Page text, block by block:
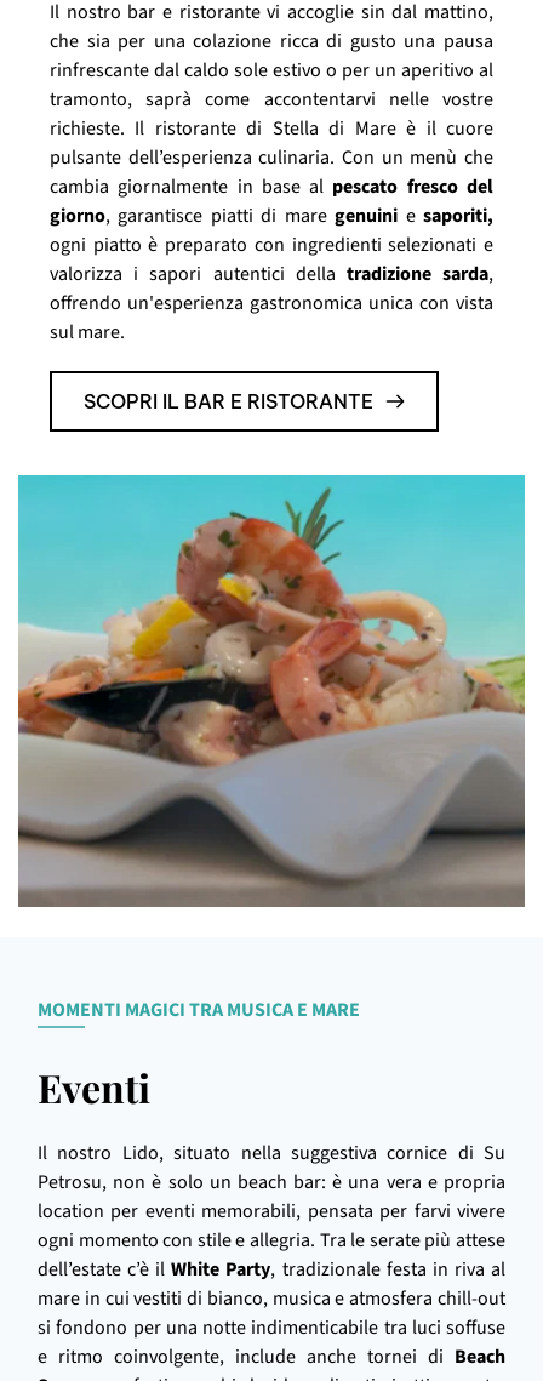
Il nostro bar e ristorante vi accoglie sin dal mattino,
che sia per una colazione ricca di gusto una pausa
rinfrescante dal caldo sole estivo o per un aperitivo al
tramonto, saprà come accontentarvi nelle vostre
richieste. Il ristorante di Stella di Mare è il cuore
pulsante dell’esperienza culinaria. Con un menù che
cambia giornalmente in base al pescato fresco del
giorno, garantisce piatti di maregenuini esaporiti,
ogni piatto è preparato con ingredienti selezionati e
valorizza i sapori autentici della tradizione sarda,
offrendo un'esperienza gastronomica unica con vista
sul mare.
SCOPRI IL BAR E RISTORANTE
MOMENTI MAGICI TRA MUSICA E MARE
Eventi
Il nostro Lido, situato nella suggestiva cornice di Su
Petrosu, non è solo un beach bar: è una vera e propria
location per eventi memorabili, pensata per farvi vivere
ogni momento con stile e allegria. Tra le serate più attese
dell’estate c’è ilWhite Party, tradizionale festa in riva al
mare in cui vestiti di bianco, musica e atmosfera chill-out
si fondono per una notte indimenticabile tra luci soffuse
e ritmo coinvolgente, include anche tornei di Beach